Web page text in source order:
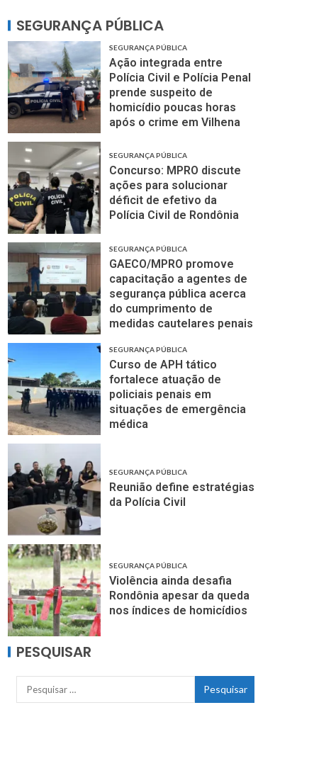
SEGURANÇA PÚBLICA
SEGURANÇA PÚBLICA
Ação integrada entre
Polícia Civil e Polícia Penal
prende suspeito de
homicídio poucas horas
após o crime em Vilhena
SEGURANÇA PÚBLICA
Concurso: MPRO discute
ações para solucionar
déficit de efetivo da
Polícia Civil de Rondônia
SEGURANÇA PÚBLICA
GAECO/MPRO promove
capacitação a agentes de
segurança pública acerca
do cumprimento de
medidas cautelares penais
SEGURANÇA PÚBLICA
Curso de APH tático
fortalece atuação de
policiais penais em
situações de emergência
médica
SEGURANÇA PÚBLICA
Reunião define estratégias
da Polícia Civil
SEGURANÇA PÚBLICA
Violência ainda desafia
Rondônia apesar da queda
nos índices de homicídios
PESQUISAR